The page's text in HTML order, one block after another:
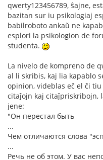
qwerty123456789, ŝajne,
bazitan sur iu psikologiaj
babilroboto ankaŭ ne
esplori la psikologion de
studenta.
La nivelo de kompreno de
al li skribis, kaj lia kapablo
opinion, videblas eĉ el ĉi
citaĵojn kaj citaĵpriskribojn,
jene:
"Он перестал быть
...
Чем отличаются слова
...
Речь не об этом. У вас